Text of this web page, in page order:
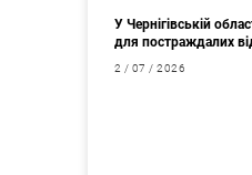
У Чернігівській
для постраждалих
2 / 07 / 2026